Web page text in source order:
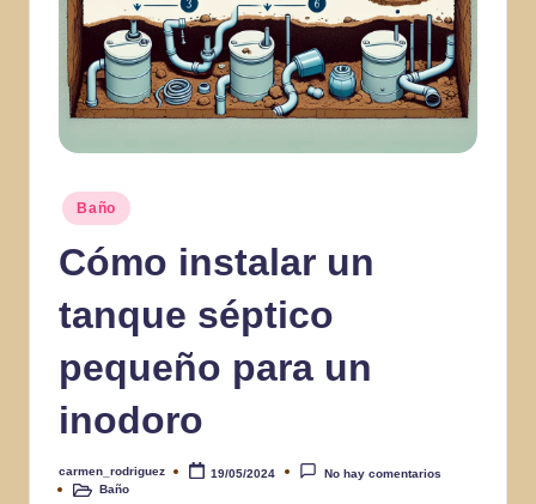
Publicado
en
Baño
Cómo instalar un
tanque séptico
pequeño para un
inodoro
Publicado
por
carmen_rodriguez 19/05/2024
No hay comentarios
Publicado
Baño